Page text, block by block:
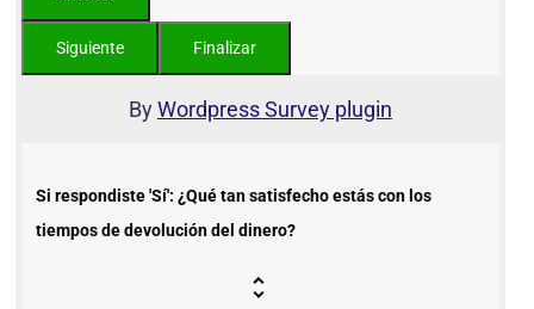
ByWordpress Survey plugin
Si respondiste 'Sí': ¿Qué tan satisfecho estás con los
tiempos de devolución del dinero?